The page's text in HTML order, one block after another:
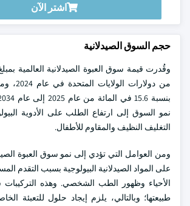
اشتر الآن
حجم السوق الصيدلانية
من
نمو السوق إلى ارتفاع الطلب على الأدوية
التغليف النظيف والمقاوم للأطفال.
ومن العوامل التي تؤدي إلى نمو سوق العبوة
على المواد الصيدلانية البيولوجية بسبب التقدم
الأحياء وظهور الطب الشخصي. وهذه التركيبات
طبيعتها؛ وبالتالي، يلزم إيجاد حلول للتعبئة